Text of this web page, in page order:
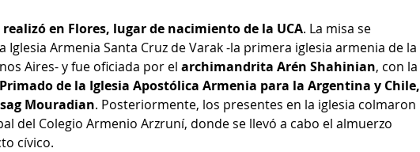
realizó en Flores, lugar de nacimiento de la UCA. La misa se
Iglesia Armenia Santa Cruz de Varak -la primera iglesia armenia de la
Aires- y fue oficiada por el archimandrita Arén Shahinian, con la
de la Iglesia Apostólica Armenia para la Argentina y Chile,
Mouradian. Posteriormente, los presentes en la iglesia colmaron
del Colegio Armenio Arzruní, donde se llevó a cabo el almuerzo
cívico.